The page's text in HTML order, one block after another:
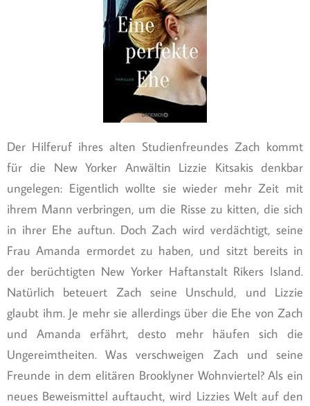
Der Hilferuf ihres alten Studienfreundes Zach kommt
für die New Yorker Anwältin Lizzie Kitsakis denkbar
ungelegen: Eigentlich wollte sie wieder mehr Zeit mit
ihrem Mann verbringen, um die Risse zu kitten, die sich
in ihrer Ehe auftun. Doch Zach wird verdächtigt, seine
Frau Amanda ermordet zu haben, und sitzt bereits in
der berüchtigten New Yorker Haftanstalt Rikers Island.
Natürlich beteuert Zach seine Unschuld, und Lizzie
glaubt ihm. Je mehr sie allerdings über die Ehe von Zach
und Amanda erfährt, desto mehr häufen sich die
Ungereimtheiten. Was verschweigen Zach und seine
Freunde in dem elitären Brooklyner Wohnviertel? Als ein
neues Beweismittel auftaucht, wird Lizzies Welt auf den